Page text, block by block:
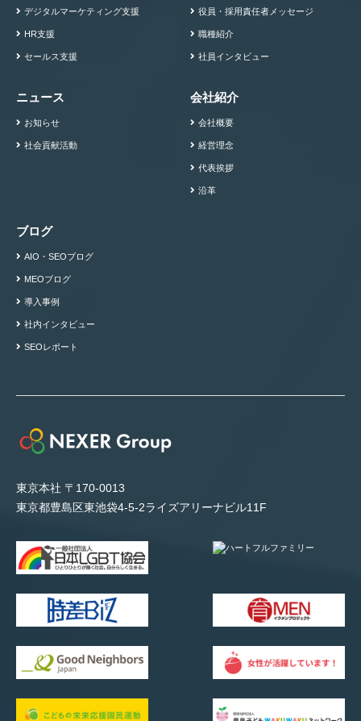
東京本社 〒170-0013
東京都豊島区東池袋4-5-2ライズアリーナビル11F
デジタルマーケティング支援
HR支援
セールス支援
役員・採用責任者メッセージ
職種紹介
社員インタビュー
ニュース
お知らせ
社会貢献活動
会社紹介
会社概要
経営理念
代表挨拶
沿革
ブログ
AIO・SEOブログ
MEOブログ
導入事例
社内インタビュー
SEOレポート